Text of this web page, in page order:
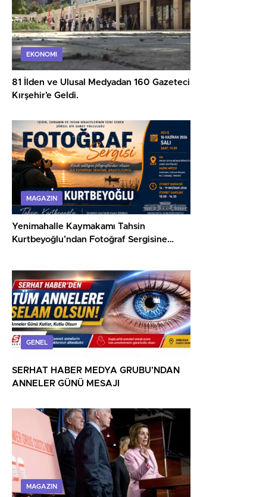
EKONOMI
81 İlden ve Ulusal Medyadan 160 Gazeteci
Kırşehir’e Geldi.
MAGAZIN
Yenimahalle Kaymakamı Tahsin
Kurtbeyoğlu’ndan Fotoğraf Sergisine
GENEL
SERHAT HABER MEDYA GRUBU’NDAN
ANNELER GÜNÜ MESAJI
MAGAZIN